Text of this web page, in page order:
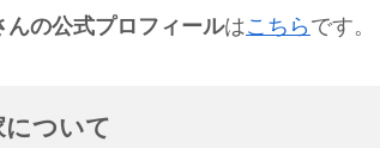
んの公式プロフィールはこちら です。
について